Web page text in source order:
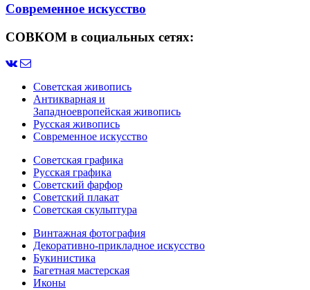
Современное искусство
СОВКОМ в социальных сетях:
Советская живопись
Антикварная и
Западноевропейская живопись
Русская живопись
Современное искусство
Советская графика
Русская графика
Советский фарфор
Советский плакат
Советская скульптура
Винтажная фотография
Декоративно-прикладное искусство
Букинистика
Багетная мастерская
Иконы